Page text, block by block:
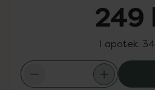
249
I apotek: